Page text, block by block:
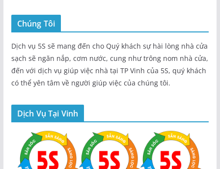
Chúng Tôi
Dịch vụ 5S sẽ mang đến cho Quý khách sự hài lòng nhà cửa
sạch sẽ ngăn nắp, cơm nước, cung như trông nom nhà cửa,
đến với dịch vụ giúp việc nhà tại TP Vinh của 5S, quý khách
có thể yên tâm về người giúp việc của chúng tôi.
Dịch Vụ Tại Vinh